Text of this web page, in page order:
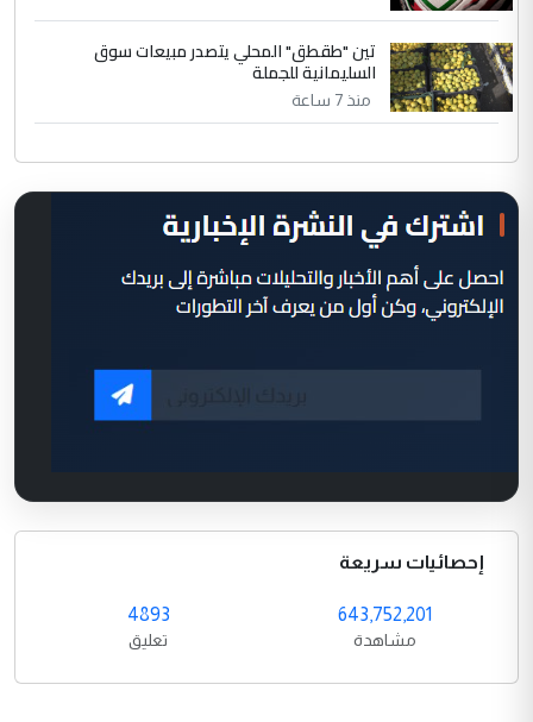
تين "طقطق" المحلي يتصدر مبيعات سوق
السليمانية للجملة
منذ 7 ساعة
إحصائيات سريعة
643,752,201
مشاهدة
4893
تعليق